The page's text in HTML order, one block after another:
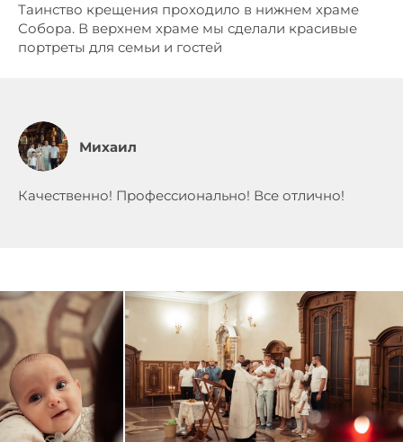
Таинство крещения проходило в нижнем храме
Собора. В верхнем храме мы сделали красивые
портреты для семьи и гостей
Михаил
Качественно! Профессионально! Все отлично!